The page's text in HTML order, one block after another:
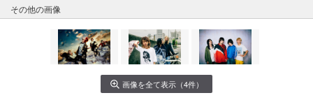
その他の画像
画像を全て表示（4件）